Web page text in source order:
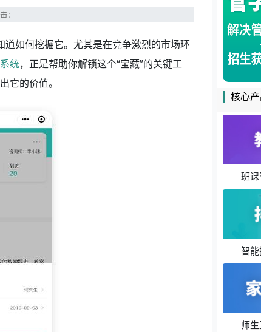
：
如何挖掘它。尤其是在竞争激烈的市场环
统，正是帮助你解锁这个“宝藏”的关键工
它的价值。
核心
班
智
师